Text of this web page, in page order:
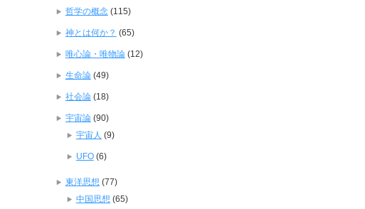
哲学の概念(115)
神とは何か？ (65)
唯心論・唯物論(12)
生命論(49)
社会論(18)
宇宙論(90)
宇宙人 (9)
UFO(6)
東洋思想 (77)
中国思想 (65)